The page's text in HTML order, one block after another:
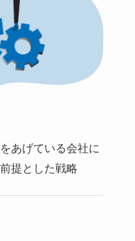
あげている会社に
提とした戦略